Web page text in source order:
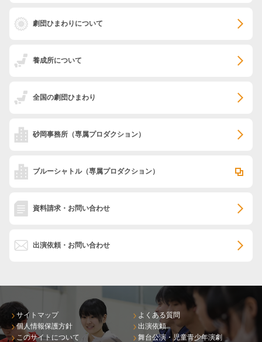
劇団ひまわりについて
養成所について
全国の劇団ひまわり
砂岡事務所 （専属プロダクション）
ブルーシャトル（専属プロダクション）
資料請求・お問い合わせ
出演依頼・お問い合わせ
サイトマップ
個人情報保護方針
このサイトについて
よくある質問
出演依頼
舞台公演・児童青少年演劇